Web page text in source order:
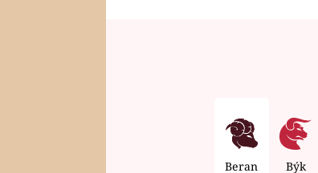
Beran Býk